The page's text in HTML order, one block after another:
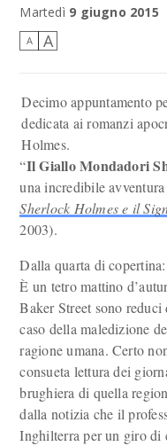
Martedì 9 giugno 2015
A A
Decimo appuntamento
dedicata ai romanzi
Holmes.
“Il Giallo Mondadori
una incredibile
Sherlock Holmes e il
2003).
Dalla quarta di copertina:
È un tetro mattino
Baker Street sono reduci
caso della maledizione
ragione umana. Certo
consueta lettura dei
brughiera di quella
dalla notizia che il
Inghilterra per un giro di